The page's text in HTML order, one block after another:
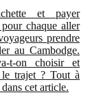
et payer
chaque aller
prendre
au Cambodge.
t-on choisir et
le trajet ? Tout à
cet article.